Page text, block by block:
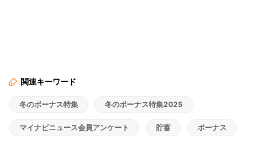
関連キーワード
冬のボーナス特集 冬のボーナス特集2025
マイナビニュース会員アンケート 貯蓄 ボーナス